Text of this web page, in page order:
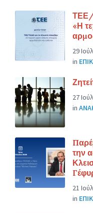
ΤΕΕ/
«Η
29
in
27
in
την
21
in